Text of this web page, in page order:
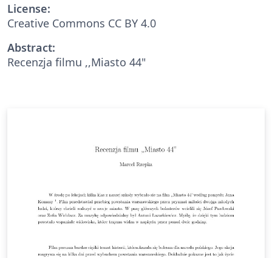
License:
Creative Commons CC BY 4.0
Abstract:
Recenzja filmu ,,Miasto 44"